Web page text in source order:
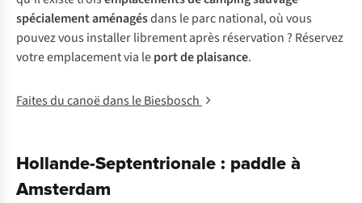
spécialement aménagésdans le parc national, où vous
pouvez vous installer librement après réservation ? Réservez
votre emplacement via leport de plaisance.
Faites du canoë dans le Biesbosch
Hollande-Septentrionale : paddle à
Amsterdam